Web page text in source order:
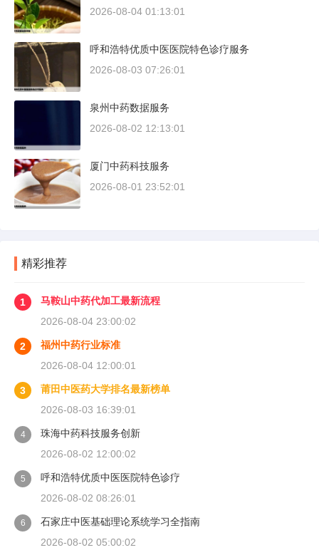
2026-08-04 01:13:01
呼和浩特优质中医医院特色诊疗服务
2026-08-03 07:26:01
泉州中药数据服务
2026-08-02 12:13:01
厦门中药科技服务
2026-08-01 23:52:01
精彩推荐
1
马鞍山中药代加工最新流程
2026-08-04 23:00:02
2
福州中药行业标准
2026-08-04 12:00:01
3
莆田中医药大学排名最新榜单
2026-08-03 16:39:01
4
珠海中药科技服务创新
2026-08-02 12:00:02
5
呼和浩特优质中医医院特色诊疗
2026-08-02 08:26:01
6
石家庄中医基础理论系统学习全指南
2026-08-02 05:00:02